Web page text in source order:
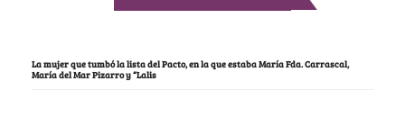
La mujer que tumbó la lista del Pacto, en la que estaba María Fda. Carrascal,
María del Mar Pizarro y “Lalis